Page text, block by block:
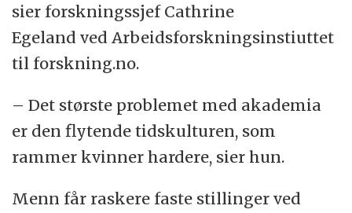
sier forskningssjef Cathrine
Egeland ved Arbeidsforskningsinstiuttet
til forskning.no.
– Det største problemet med akademia
er den flytende tidskulturen, som
rammer kvinner hardere, sier hun.
Menn får raskere faste stillinger ved